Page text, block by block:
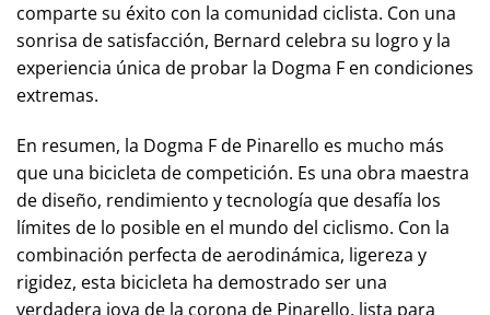
comparte su éxito con la comunidad ciclista. Con una
sonrisa de satisfacción, Bernard celebra su logro y la
experiencia única de probar la Dogma F en condiciones
extremas.
En resumen, la Dogma F de Pinarello es mucho más
que una bicicleta de competición. Es una obra maestra
de diseño, rendimiento y tecnología que desafía los
límites de lo posible en el mundo del ciclismo. Con la
combinación perfecta de aerodinámica, ligereza y
rigidez, esta bicicleta ha demostrado ser una
verdadera joya de la corona de Pinarello, lista para